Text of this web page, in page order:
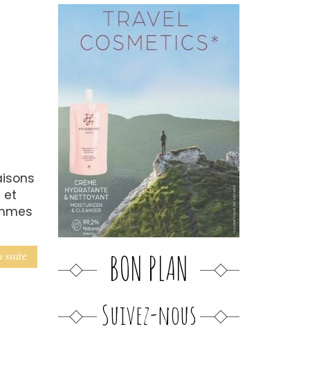
et
suite BON PLAN
Suivez-nous